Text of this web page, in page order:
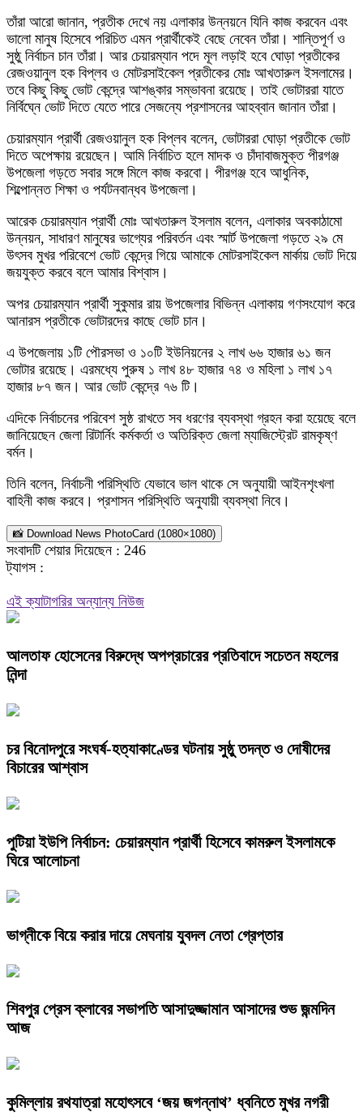
তাঁরা আরো জানান, প্রতীক দেখে নয় এলাকার উন্নয়নে যিনি কাজ করবেন এবং
ভালো মানুষ হিসেবে পরিচিত এমন প্রার্থীকেই বেছে নেবেন তাঁরা। শান্তিপূর্ণ ও
সুষ্ঠু নির্বাচন চান তাঁরা। আর চেয়ারম্যান পদে মূল লড়াই হবে ঘোড়া প্রতীকের
রেজওয়ানুল হক বিপ্লব ও মোটরসাইকেল প্রতীকের মোঃ আখতারুল ইসলামের।
তবে কিছু কিছু ভোট কেন্দ্রে আশঙ্কার সম্ভাবনা রয়েছে। তাই ভোটাররা যাতে
নির্বিঘ্নে ভোট দিতে যেতে পারে সেজন্যে প্রশাসনের আহব্বান জানান তাঁরা।
চেয়ারম্যান প্রার্থী রেজওয়ানুল হক বিপ্লব বলেন, ভোটাররা ঘোড়া প্রতীকে ভোট
দিতে অপেক্ষায় রয়েছেন। আমি নির্বাচিত হলে মাদক ও চাঁদাবাজমুক্ত পীরগঞ্জ
উপজেলা গড়তে সবার সঙ্গে মিলে কাজ করবো। পীরগঞ্জ হবে আধুনিক,
শিল্পোন্নত শিক্ষা ও পর্যটনবান্ধব উপজেলা।
আরেক চেয়ারম্যান প্রার্থী মোঃ আখতারুল ইসলাম বলেন, এলাকার অবকাঠামো
উন্নয়ন, সাধারণ মানুষের ভাগ্যের পরিবর্তন এবং স্মার্ট উপজেলা গড়তে ২৯ মে
উৎসব মুখর পরিবেশে ভোট কেন্দ্রে গিয়ে আমাকে মোটরসাইকেল মার্কায় ভোট দিয়ে
জয়যুক্ত করবে বলে আমার বিশ্বাস।
অপর চেয়ারম্যান প্রার্থী সুকুমার রায় উপজেলার বিভিন্ন এলাকায় গণসংযোগ করে
আনারস প্রতীকে ভোটারদের কাছে ভোট চান।
এ উপজেলায় ১টি পৌরসভা ও ১০টি ইউনিয়নের ২ লাখ ৬৬ হাজার ৬১ জন
ভোটার রয়েছে। এরমধ্যে পুরুষ ১ লাখ ৪৮ হাজার ৭৪ ও মহিলা ১ লাখ ১৭
হাজার ৮৭ জন। আর ভোট কেন্দ্রে ৭৬ টি।
এদিকে নির্বাচনের পরিবেশ সুষ্ঠ রাখতে সব ধরণের ব্যবস্থা গ্রহন করা হয়েছে বলে
জানিয়েছেন জেলা রিটার্নিং কর্মকর্তা ও অতিরিক্ত জেলা ম্যাজিস্ট্রেট রামকৃষ্ণ
বর্মন।
তিনি বলেন, নির্বাচনী পরিস্থিতি যেভাবে ভাল থাকে সে অনুযায়ী আইনশৃংখলা
বাহিনী কাজ করবে। প্রশাসন পরিস্থিতি অনুযায়ী ব্যবস্থা নিবে।
📸 Download News PhotoCard (1080×1080)
সংবাদটি শেয়ার দিয়েছেন : 246
ট্যাগস :
এই ক্যাটাগরির অন্যান্য নিউজ
আলতাফ হোসেনের বিরুদ্ধে অপপ্রচারের প্রতিবাদে সচেতন মহলের
নিন্দা
চর বিনোদপুরে সংঘর্ষ-হত্যাকাণ্ডের ঘটনায় সুষ্ঠু তদন্ত ও দোষীদের
বিচারের আশ্বাস
পুটিয়া ইউপি নির্বাচন: চেয়ারম্যান প্রার্থী হিসেবে কামরুল ইসলামকে
ঘিরে আলোচনা
ভাগ্নীকে বিয়ে করার দায়ে মেঘনায় যুবদল নেতা গ্রেপ্তার
শিবপুর প্রেস ক্লাবের সভাপতি আসাদুজ্জামান আসাদের শুভ জন্মদিন
আজ
কুমিল্লায় রথযাত্রা মহোৎসবে ‘জয় জগন্নাথ’ ধ্বনিতে মুখর নগরী